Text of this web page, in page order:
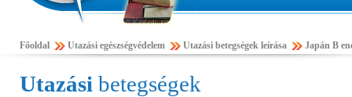
Főoldal Utazási egészségvédelem Utazási betegségek leírása Japán B
Utazási betegségek